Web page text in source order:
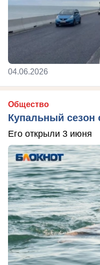
04.06.2026
Общество
Купальный сезон
Его открыли 3 июня